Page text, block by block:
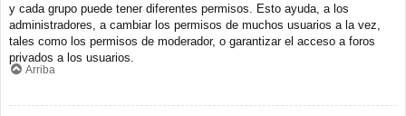
y cada grupo puede tener diferentes permisos. Esto ayuda, a los
administradores, a cambiar los permisos de muchos usuarios a la vez,
tales como los permisos de moderador, o garantizar el acceso a foros
privados a los usuarios.
Arriba